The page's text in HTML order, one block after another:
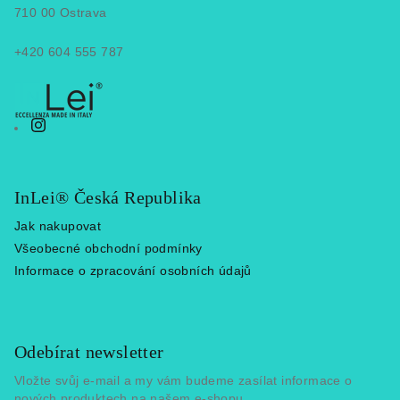
710 00 Ostrava
+420 604 555 787
InLei® Česká Republika
Jak nakupovat
Všeobecné obchodní podmínky
Informace o zpracování osobních údajů
Odebírat newsletter
Vložte svůj e-mail a my vám budeme zasílat informace o